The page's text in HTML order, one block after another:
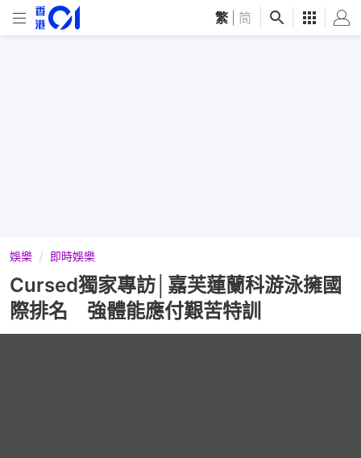
繁 简
娛樂 即時娛樂
Cursed獨家專訪│嘉芙蓮蘭科游泳擁國
際排名 強體能應付艱苦特訓